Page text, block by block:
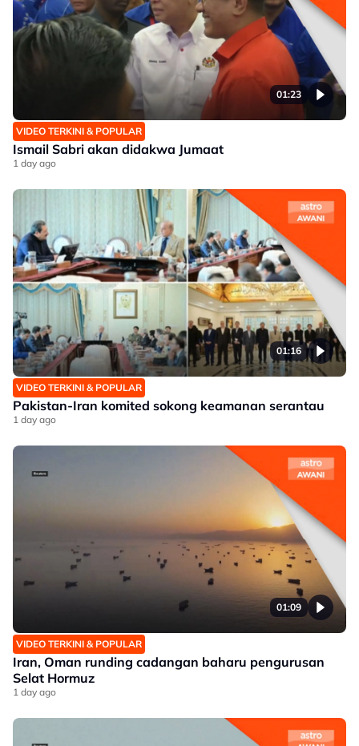
01:23
VIDEO TERKINI & POPULAR
Ismail Sabri akan didakwa Jumaat
1 day ago
01:16
VIDEO TERKINI & POPULAR
Pakistan-Iran komited sokong keamanan serantau
1 day ago
01:09
VIDEO TERKINI & POPULAR
Iran, Oman runding cadangan baharu pengurusan
Selat Hormuz
1 day ago